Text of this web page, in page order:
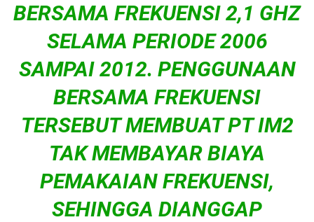
BERSAMA FREKUENSI 2,1 GHZ
SELAMA PERIODE 2006
SAMPAI 2012. PENGGUNAAN
BERSAMA FREKUENSI
TERSEBUT MEMBUAT PT IM2
TAK MEMBAYAR BIAYA
PEMAKAIAN FREKUENSI,
SEHINGGA DIANGGAP